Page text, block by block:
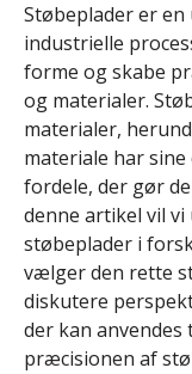
Støbeplader er
industrielle
forme og skabe
og materialer.
materialer,
materiale har
fordele, der gør
denne artikel vil
støbeplader i
vælger den rette
diskutere
der kan
præcisionen af